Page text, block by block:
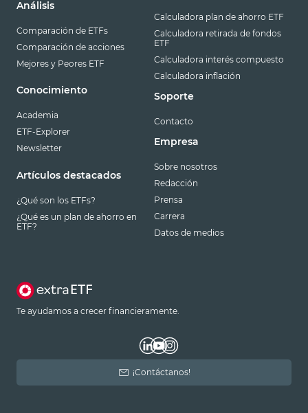
Análisis
Comparación de ETFs
Comparación de acciones
Mejores y Peores ETF
Conocimiento
Academia
ETF-Explorer
Newsletter
Artículos destacados
¿Qué son los ETFs?
¿Qué es un plan de ahorro en
ETF?
Calculadora plan de ahorro ETF
Calculadora retirada de fondos
ETF
Calculadora interés compuesto
Calculadora inflación
Soporte
Contacto
Empresa
Sobre nosotros
Redacción
Prensa
Carrera
Datos de medios
Te ayudamos a crecer financieramente.
¡Contáctanos!